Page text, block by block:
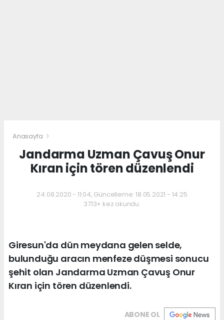
Anasayfa
Jandarma Uzman Çavuş Onur
Kıran için tören düzenlendi
24.08.2020 - 11:04, Güncelleme: 18.05.2021 - 14:25
3713+ kez okundu.
Giresun'da dün meydana gelen selde,
bulunduğu aracın menfeze düşmesi sonucu
şehit olan Jandarma Uzman Çavuş Onur
Kıran için tören düzenlendi.
ABONE OL